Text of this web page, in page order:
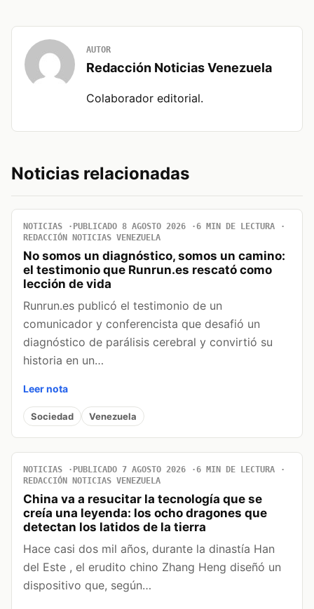
AUTOR
Redacción Noticias Venezuela
Colaborador editorial.
Noticias relacionadas
NOTICIAS PUBLICADO 8 AGOSTO 2026
6 MIN DE LECTURA
REDACCIÓN NOTICIAS VENEZUELA
No somos un diagnóstico, somos un camino:
el testimonio que Runrun.es rescató como
lección de vida
Runrun.es publicó el testimonio de un
comunicador y conferencista que desafió un
diagnóstico de parálisis cerebral y convirtió su
historia en un…
Leer nota
Sociedad Venezuela
NOTICIAS PUBLICADO 7 AGOSTO 2026
6 MIN DE LECTURA
REDACCIÓN NOTICIAS VENEZUELA
China va a resucitar la tecnología que se
creía una leyenda: los ocho dragones que
detectan los latidos de la tierra
Hace casi dos mil años, durante la dinastía Han
del Este , el erudito chino Zhang Heng diseñó un
dispositivo que, según…